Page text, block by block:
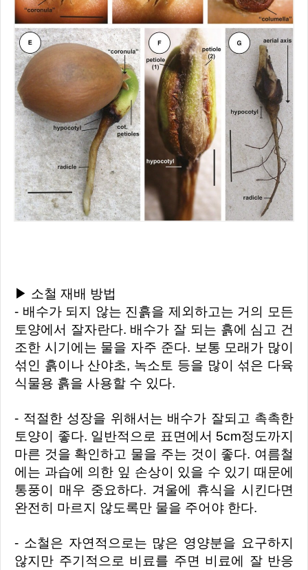
▶ 소철 재배 방법
- 배수가 되지 않는 진흙을 제외하고는 거의 모든
토양에서 잘자란다. 배수가 잘 되는 흙에 심고 건
조한 시기에는 물을 자주 준다. 보통 모래가 많이
섞인 흙이나 산야초, 녹소토 등을 많이 섞은 다육
식물용 흙을 사용할 수 있다.
- 적절한 성장을 위해서는 배수가 잘되고 촉촉한
토양이 좋다. 일반적으로 표면에서 5cm정도까지
마른 것을 확인하고 물을 주는 것이 좋다. 여름철
에는 과습에 의한 잎 손상이 있을 수 있기 때문에
통풍이 매우 중요하다. 겨울에 휴식을 시킨다면
완전히 마르지 않도록만 물을 주어야 한다.
- 소철은 자연적으로는 많은 영양분을 요구하지
않지만 주기적으로 비료를 주면 비료에 잘 반응